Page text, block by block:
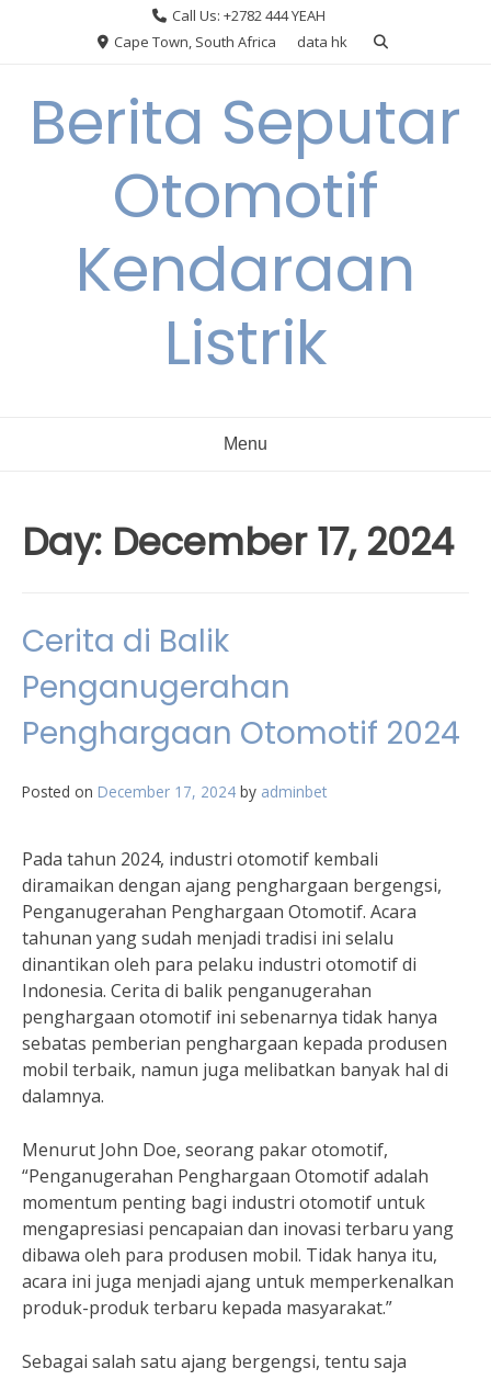
Call Us: +2782 444 YEAH
Cape Town, South Africa
data hk
Berita Seputar
Otomotif
Kendaraan
Listrik
Menu
Day: December 17, 2024
Cerita di Balik
Penganugerahan
Penghargaan Otomotif 2024
Posted on December 17, 2024 by adminbet
Pada tahun 2024, industri otomotif kembali
diramaikan dengan ajang penghargaan bergengsi,
Penganugerahan Penghargaan Otomotif. Acara
tahunan yang sudah menjadi tradisi ini selalu
dinantikan oleh para pelaku industri otomotif di
Indonesia. Cerita di balik penganugerahan
penghargaan otomotif ini sebenarnya tidak hanya
sebatas pemberian penghargaan kepada produsen
mobil terbaik, namun juga melibatkan banyak hal di
dalamnya.
Menurut John Doe, seorang pakar otomotif,
“Penganugerahan Penghargaan Otomotif adalah
momentum penting bagi industri otomotif untuk
mengapresiasi pencapaian dan inovasi terbaru yang
dibawa oleh para produsen mobil. Tidak hanya itu,
acara ini juga menjadi ajang untuk memperkenalkan
produk-produk terbaru kepada masyarakat.”
Sebagai salah satu ajang bergengsi, tentu saja